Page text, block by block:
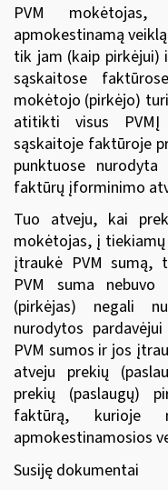
PVM mokėtojas,
apmokestinamą
tik jam (kaip pirkėjui)
sąskaitose
mokėtojo (pirkėjo)
atitikti visus PVMĮ
sąskaitoje faktūroje
punktuose
faktūrų įforminimo
Tuo atveju, kai
mokėtojas, į
įtraukė PVM sumą,
PVM suma
(pirkėjas) negali
nurodytos
PVM sumos ir jos
atveju prekių
prekių (paslaugų)
faktūrą, kurioje
apmokestinamosios
Susiję dokumentai